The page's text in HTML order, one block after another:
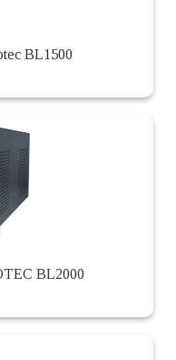
BL1500
BL2000